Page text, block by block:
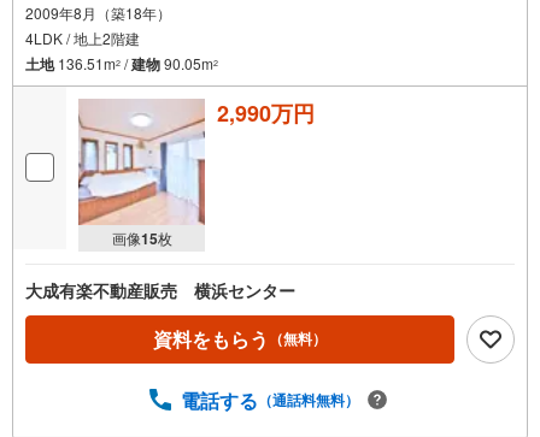
2009年8月（築18年）
4LDK / 地上2階建
土地136.51m2 /建物90.05m2
画像15枚
2,990万円
大成有楽不動産販売 横浜センター
資料をもらう （無料）
電話する （通話料無料）